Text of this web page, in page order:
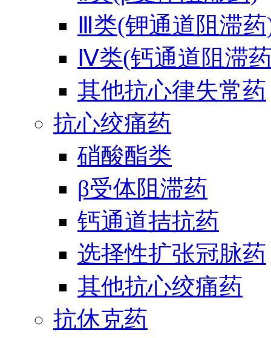
Ⅲ类(钾通道阻滞
Ⅳ类(钙通道阻滞
其他抗心律失常药
抗心绞痛药
硝酸酯类
β受体阻滞药
钙通道拮抗药
选择性扩张冠脉药
其他抗心绞痛药
抗休克药